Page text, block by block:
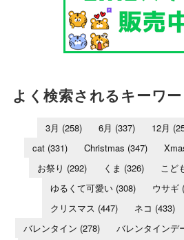
よく検索されるキーワ
3月 (258) 6月 (337) 12月
cat (331) Christmas (347)
お祭り (292) くま (326) こど
ゆるくて可愛い(308) ウサギ
クリスマス (447) ネコ (433)
バレンタイン (278) バレンタインデ